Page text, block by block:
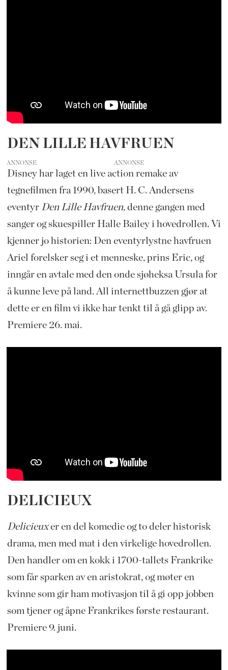
DEN LILLE HAVFRUEN
ANNONSE
Disney har laget en live action remake av
tegnefilmen fra 1990, basert H. C. Andersens
eventyrDen Lille Havfruen, denne gangen med
sanger og skuespiller Halle Bailey i hovedrollen. Vi
kjenner jo historien: Den eventyrlystne havfruen
Ariel forelsker seg i et menneske, prins Eric, og
inngår en avtale med den onde sjøheksa Ursula for
å kunne leve på land. All internettbuzzen gjør at
dette er en film vi ikke har tenkt til å gå glipp av.
Premiere 26. mai.
DELICIEUX
Delicieuxer en del komedie og to deler historisk
drama, men med mat i den virkelige hovedrollen.
Den handler om en kokk i 1700-tallets Frankrike
som får sparken av en aristokrat, og møter en
kvinne som gir ham motivasjon til å gi opp jobben
som tjener og åpne Frankrikes første restaurant.
Premiere 9. juni.